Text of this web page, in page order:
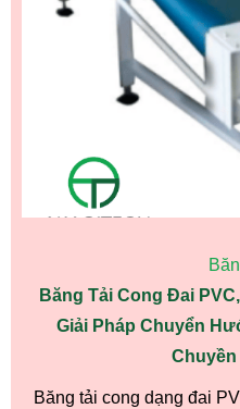
Băng Tải Cong Đai
Giải Pháp Chuyển
Chuyền
Băng tải cong dạng đai